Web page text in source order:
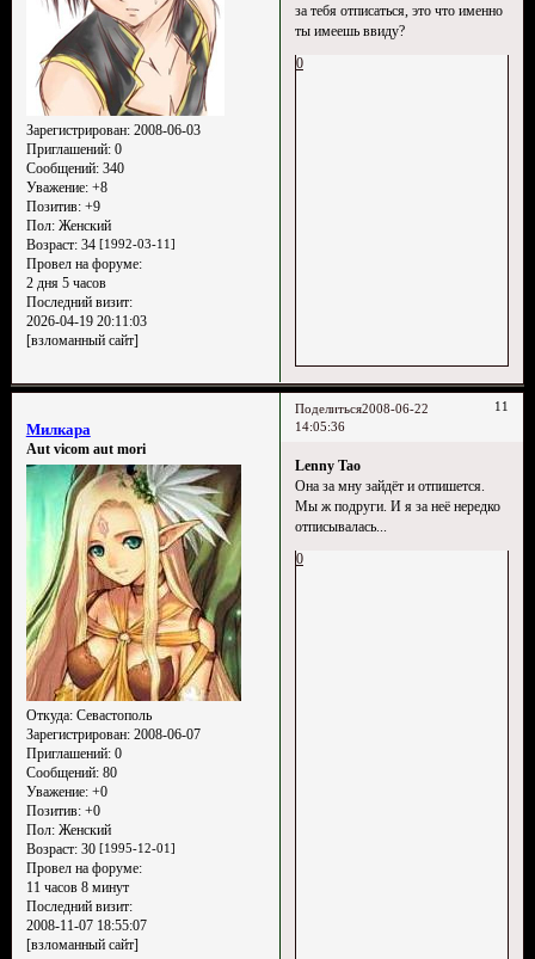
Зарегистрирован: 2008-06-03
Приглашений:0
Сообщений:340
Уважение: +8
Позитив: +9
Пол:Женский
Возраст:34 [1992-03-11]
Провел на форуме:
2 дня 5 часов
Последний визит:
2026-04-19 20:11:03
[взломанный сайт]
за тебя отписаться, это что именно
ты имеешь ввиду?
0
Поделиться 11
2008-06-22
14:05:36
Милкара
Aut vicom aut mori
Откуда:Севастополь
Зарегистрирован: 2008-06-07
Приглашений:0
Сообщений:80
Уважение: +0
Позитив: +0
Пол:Женский
Возраст:30 [1995-12-01]
Провел на форуме:
11 часов 8 минут
Последний визит:
2008-11-07 18:55:07
[взломанный сайт]
Lenny Tao
Она за мну зайдёт и отпишется.
Мы ж подруги. И я за неё нередко
отписывалась...
0